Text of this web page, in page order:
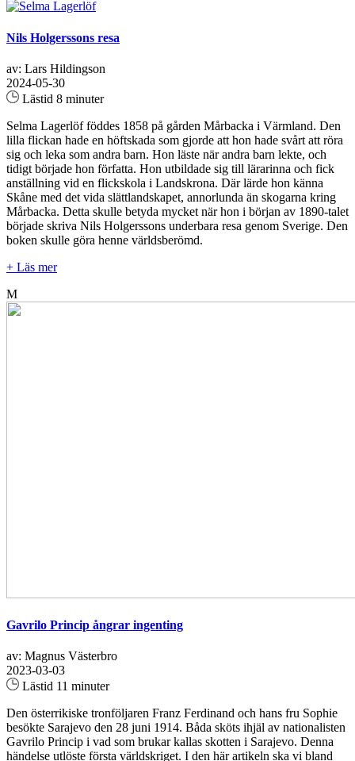
Nils Holgerssons resa
av: Lars Hildingson
2024-05-30
Lästid 8 minuter
Selma Lagerlöf föddes 1858 på gården Mårbacka i Värmland. Den
lilla flickan hade en höftskada som gjorde att hon hade svårt att röra
sig och leka som andra barn. Hon läste när andra barn lekte, och
tidigt började hon författa. Hon utbildade sig till lärarinna och fick
anställning vid en flickskola i Landskrona. Där lärde hon känna
Skåne med det vida slättlandskapet, annorlunda än skogarna kring
Mårbacka. Detta skulle betyda mycket när hon i början av 1890-talet
började skriva Nils Holgerssons underbara resa genom Sverige. Den
boken skulle göra henne världsberömd.
+ Läs mer
M
Gavrilo Princip ångrar ingenting
av: Magnus Västerbro
2023-03-03
Lästid 11 minuter
Den österrikiske tronföljaren Franz Ferdinand och hans fru Sophie
besökte Sarajevo den 28 juni 1914. Båda sköts ihjäl av nationalisten
Gavrilo Princip i vad som brukar kallas skotten i Sarajevo. Denna
händelse utlöste första världskriget. I den här artikeln ska vi bland